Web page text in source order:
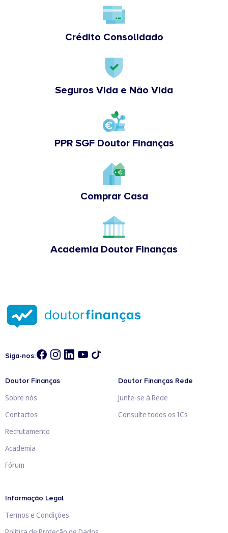
Crédito Consolidado
Seguros Vida e Não Vida
PPR SGF Doutor Finanças
Comprar Casa
Academia Doutor Finanças
Siga-nos:
Doutor Finanças
Sobre nós
Contactos
Recrutamento
Academia
Fórum
Doutor Finanças Rede
Junte-se à Rede
Consulte todos os ICs
Informação Legal
Termos e Condições